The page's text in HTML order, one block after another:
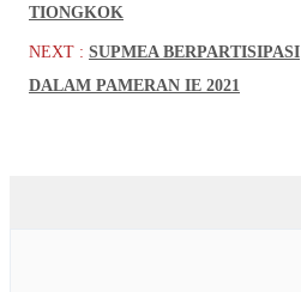
TIONGKOK
NEXT : SUPMEA BERPARTISIPASI
DALAM PAMERAN IE 2021